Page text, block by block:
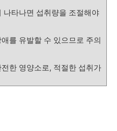
나타나면 섭취량을 조절해야
를 유발할 수 있으므로 주의
한 영양소로, 적절한 섭취가